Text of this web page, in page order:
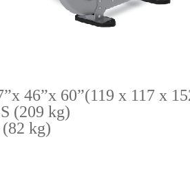
46”x 60”(119 x 117 x
(209 kg)
kg)